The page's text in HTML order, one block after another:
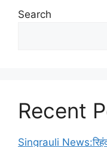
Search
Recent
Singrauli